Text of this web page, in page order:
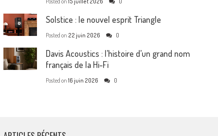
Solstice : le nouvel esprit Triangle
Posted on 22 juin 2026 0
Davis Acoustics : l’histoire d’un grand nom
français de la Hi-Fi
Posted on 16 juin 2026 0